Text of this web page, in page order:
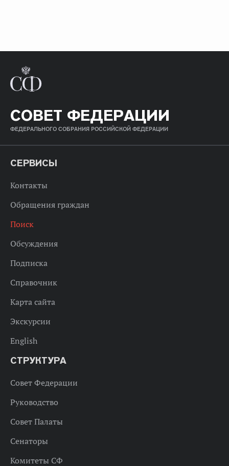
СОВЕТ ФЕДЕРАЦИИ
ФЕДЕРАЛЬНОГО СОБРАНИЯ РОССИЙСКОЙ ФЕДЕРАЦИИ
СЕРВИСЫ
Контакты
Обращения граждан
Поиск
Обсуждения
Подписка
Справочник
Карта сайта
Экскурсии
English
СТРУКТУРА
Совет Федерации
Руководство
Совет Палаты
Сенаторы
Комитеты СФ